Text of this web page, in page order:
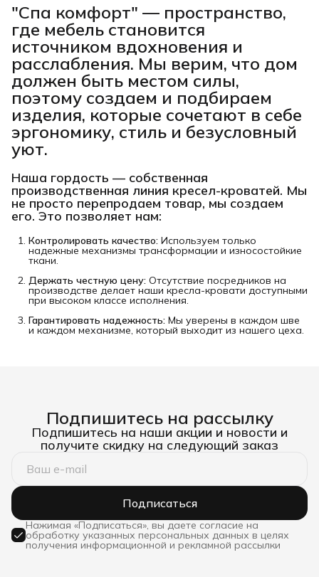
"Спа комфорт" — пространство,
где мебель становится
источником вдохновения и
расслабления. Мы верим, что дом
должен быть местом силы,
поэтому создаем и подбираем
изделия, которые сочетают в себе
эргономику, стиль и безусловный
уют.
Наша гордость — собственная
производственная линия кресел-кроватей. Мы
не просто перепродаем товар, мы создаем
его. Это позволяет нам:
Контролировать качество: Используем только
надежные механизмы трансформации и износостойкие
ткани.
Держать честную цену: Отсутствие посредников на
производстве делает наши кресла-кровати доступными
при высоком классе исполнения.
Гарантировать надежность: Мы уверены в каждом шве
и каждом механизме, который выходит из нашего цеха.
Подпишитесь на рассылку
Подпишитесь на наши акции и новости и
получите скидку на следующий заказ
Подписаться
Нажимая «Подписаться», вы даете согласие на
обработку указанных персональных данных в целях
получения информационной и рекламной рассылки